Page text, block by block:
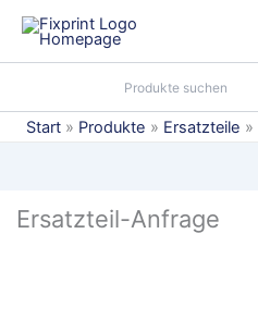
Zum
Inhalt
springen
Start Produkte Ersatzteile
Ersatzteil-Anfrage